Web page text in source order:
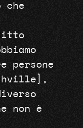
che
persone
non è